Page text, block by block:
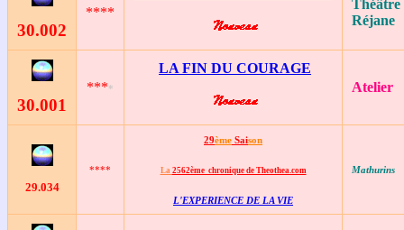
30.002
****
Théâtre
Réjane
30.001
****
LA FIN DU COURAGE
Atelier
29.034
****
29ème Saison
La 2562ème chronique de Theothea.com
L'EXPERIENCE DE LA VIE
Mathurins